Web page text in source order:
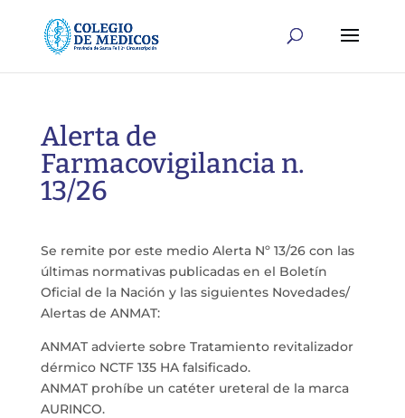
Alerta de
Farmacovigilancia n.
13/26
Se remite por este medio Alerta Nº 13/26 con las
últimas normativas publicadas en el Boletín
Oficial de la Nación y las siguientes Novedades/
Alertas de ANMAT:
ANMAT advierte sobre Tratamiento revitalizador
dérmico NCTF 135 HA falsificado.
ANMAT prohíbe un catéter ureteral de la marca
AURINCO.